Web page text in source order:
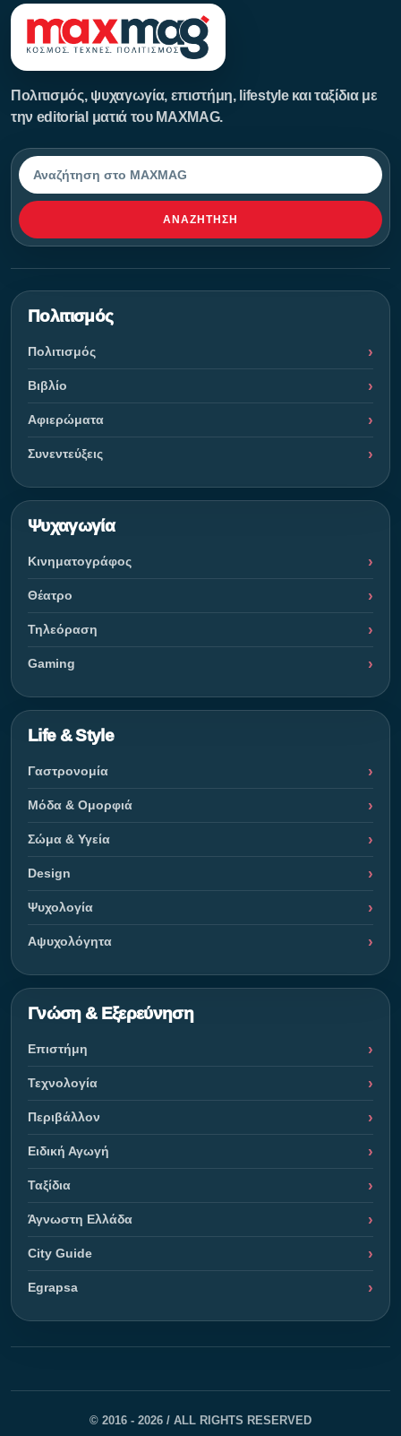
Πολιτισμός, ψυχαγωγία, επιστήμη, lifestyle και ταξίδια με
την editorial ματιά του MAXMAG.
Αναζήτηση
ΑΝΑΖΉΤΗΣΗ
Πολιτισμός
Πολιτισμός
Βιβλίο
Αφιερώματα
Συνεντεύξεις
Ψυχαγωγία
Κινηματογράφος
Θέατρο
Τηλεόραση
Gaming
Life & Style
Γαστρονομία
Μόδα & Ομορφιά
Σώμα & Υγεία
Design
Ψυχολογία
Αψυχολόγητα
Γνώση & Εξερεύνηση
Επιστήμη
Τεχνολογία
Περιβάλλον
Ειδική Αγωγή
Ταξίδια
Άγνωστη Ελλάδα
City Guide
Egrapsa
© 2016 - 2026 / ALL RIGHTS RESERVED